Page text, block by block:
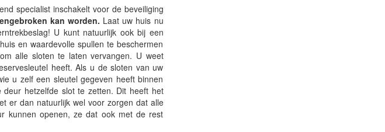
specialist inschakelt voor de beveiliging
kan worden. Laat uw huis nu
U kunt natuurlijk ook bij een
en waardevolle spullen te beschermen
alle sloten te laten vervangen. U weet
heeft. Als u de sloten van uw
u zelf een sleutel gegeven heeft binnen
hetzelfde slot te zetten. Dit heeft het
er dan natuurlijk wel voor zorgen dat alle
kunnen openen, ze dat ook met de rest